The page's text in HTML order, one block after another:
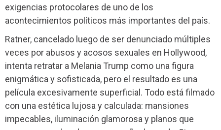
exigencias protocolares de uno de los
acontecimientos políticos más importantes del país.
Ratner, cancelado luego de ser denunciado múltiples
veces por abusos y acosos sexuales en Hollywood,
intenta retratar a Melania Trump como una figura
enigmática y sofisticada, pero el resultado es una
película excesivamente superficial. Todo está filmado
con una estética lujosa y calculada: mansiones
impecables, iluminación glamorosa y planos que